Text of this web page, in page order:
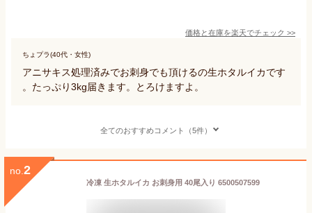
価格と在庫を楽天でチェック >>
ちょプラ(40代・女性)
アニサキス処理済みでお刺身でも頂けるの生ホタルイカです
。たっぷり3kg届きます。とろけますよ。
全てのおすすめコメント（5件）
no. 2
冷凍 生ホタルイカ お刺身用 40尾入り 6500507599